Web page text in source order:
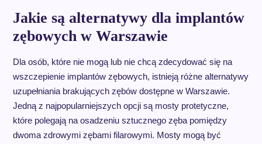
Jakie są alternatywy dla implantów
zębowych w Warszawie
Dla osób, które nie mogą lub nie chcą zdecydować się na
wszczepienie implantów zębowych, istnieją różne alternatywy
uzupełniania brakujących zębów dostępne w Warszawie.
Jedną z najpopularniejszych opcji są mosty protetyczne,
które polegają na osadzeniu sztucznego zęba pomiędzy
dwoma zdrowymi zębami filarowymi. Mosty mogą być